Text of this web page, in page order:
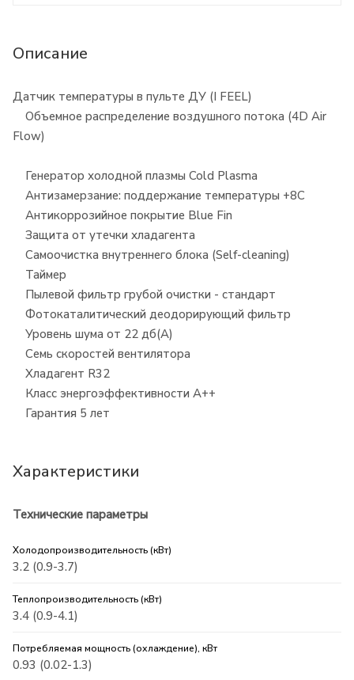
Описание
Датчик температуры в пульте ДУ (I FEEL)
Объемное распределение воздушного потока (4D Air
Flow)
Генератор холодной плазмы Cold Plasma
Антизамерзание: поддержание температуры +8С
Антикоррозийное покрытие Blue Fin
Защита от утечки хладагента
Самоочистка внутреннего блока (Self-cleaning)
Таймер
Пылевой фильтр грубой очистки - стандарт
Фотокаталитический деодорирующий фильтр
Уровень шума от 22 дб(А)
Семь скоростей вентилятора
Хладагент R32
Класс энергоэффективности A++
Гарантия 5 лет
Характеристики
Технические параметры
Холодопроизводительность (кВт)
3.2 (0.9-3.7)
Теплопроизводительность (кВт)
3.4 (0.9-4.1)
Потребляемая мощность (охлаждение), кВт
0.93 (0.02-1.3)